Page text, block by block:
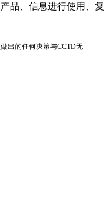
品、信息进行使用、复
出的任何决策与CCTD无